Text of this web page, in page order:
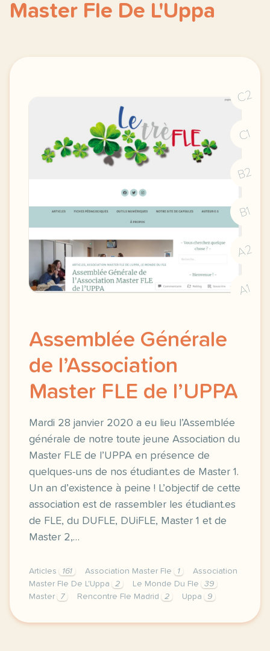
Master Fle De L'Uppa
C2
C1
B2
B1
A2
A1
Assemblée Générale
de l’Association
Master FLE de l’UPPA
Mardi 28 janvier 2020 a eu lieu l’Assemblée
générale de notre toute jeune Association du
Master FLE de l’UPPA en présence de
quelques-uns de nos étudiant.es de Master 1.
Un an d’existence à peine ! L’objectif de cette
association est de rassembler les étudiant.es
de FLE, du DUFLE, DUiFLE, Master 1 et de
Master 2,…
Articles 161 Association Master Fle 1
Association
Master Fle De L'Uppa
2 Le Monde Du Fle
39
Master
7 Rencontre Fle Madrid 2 Uppa 9
mardi 28 janvier 2020 a eu lieu l assemblee